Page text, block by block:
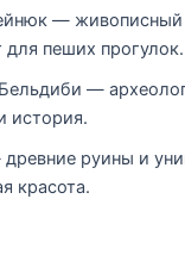
— живописный
для пеших прогулок.
—
история.
руины и
красота.